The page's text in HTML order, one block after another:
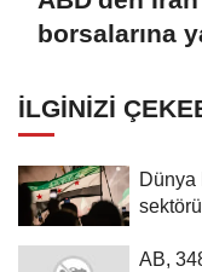
borsalarına
İLGINIZI
Dünya
AB,